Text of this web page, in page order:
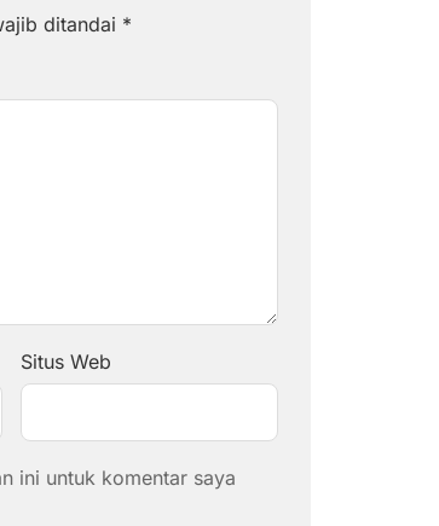
ditandai *
Situs Web
ini untuk komentar saya